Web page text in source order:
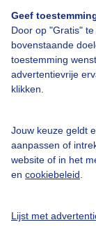
Geef
Door op "Gratis"
bovenstaande
toestemming
advertentievrije
klikken.
Jouw keuze geldt
aanpassen of
website of in het
en cookiebeleid
Lijst met
Contact
Adverteren
Privacy beleid
Cookie beleid